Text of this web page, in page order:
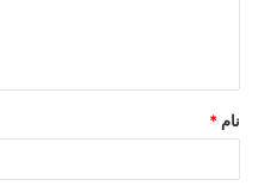
*
نام *